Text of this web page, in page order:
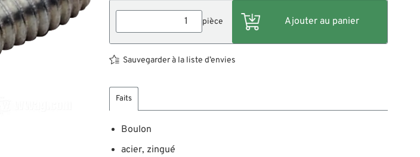
pièce
Sauvegarder à la liste d’envies
Faits
Boulon
acier, zingué